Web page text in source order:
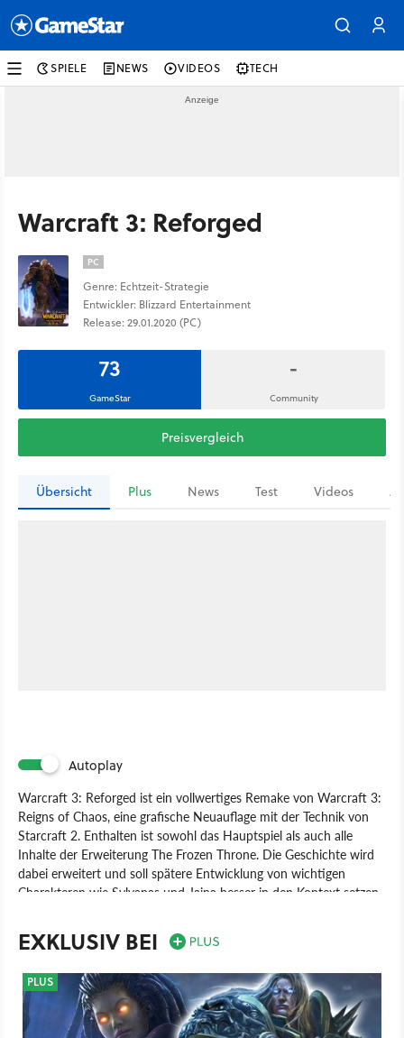
SPIELE NEWS VIDEOS TECH
Warcraft 3: Reforged
PC
Genre: Echtzeit-Strategie
Entwickler: Blizzard Entertainment
Release: 29.01.2020 (PC)
73
GameStar
-
Community
Preisvergleich
Übersicht Plus News Test Videos
Autoplay
Warcraft 3: Reforged ist ein vollwertiges Remake von Warcraft 3:
Reigns of Chaos, eine grafische Neuauflage mit der Technik von
Starcraft 2. Enthalten ist sowohl das Hauptspiel als auch alle
Inhalte der Erweiterung The Frozen Throne. Die Geschichte wird
dabei erweitert und soll spätere Entwicklung von wichtigen
Charakteren wie Sylvanas und Jaina besser in den Kontext setzen.
Reforged kompatibel sein. Viele Zwischensequenzen wurden in
der Spielengine überarbeitet und deutlich cineastischer inszeniert.
Spiel Warcraft 3: Reforged Echtzeit-Strategie
Strategie
Blizzard Entertainment
Blizzard Entertainment PC
EXKLUSIV BEI
PLUS